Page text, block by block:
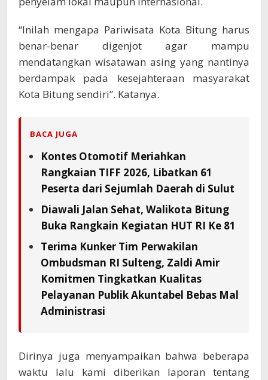
“Inilah mengapa Pariwisata Kota Bitung harus
benar-benar digenjot agar mampu
mendatangkan wisatawan asing yang nantinya
berdampak pada kesejahteraan masyarakat
Kota Bitung sendiri”. Katanya.
BACA JUGA
Kontes Otomotif Meriahkan
Rangkaian TIFF 2026, Libatkan 61
Peserta dari Sejumlah Daerah di Sulut
Diawali Jalan Sehat, Walikota Bitung
Buka Rangkain Kegiatan HUT RI Ke 81
Terima Kunker Tim Perwakilan
Ombudsman RI Sulteng, Zaldi Amir
Komitmen Tingkatkan Kualitas
Pelayanan Publik Akuntabel Bebas Mal
Administrasi
Dirinya juga menyampaikan bahwa beberapa
waktu lalu kami diberikan laporan tentang